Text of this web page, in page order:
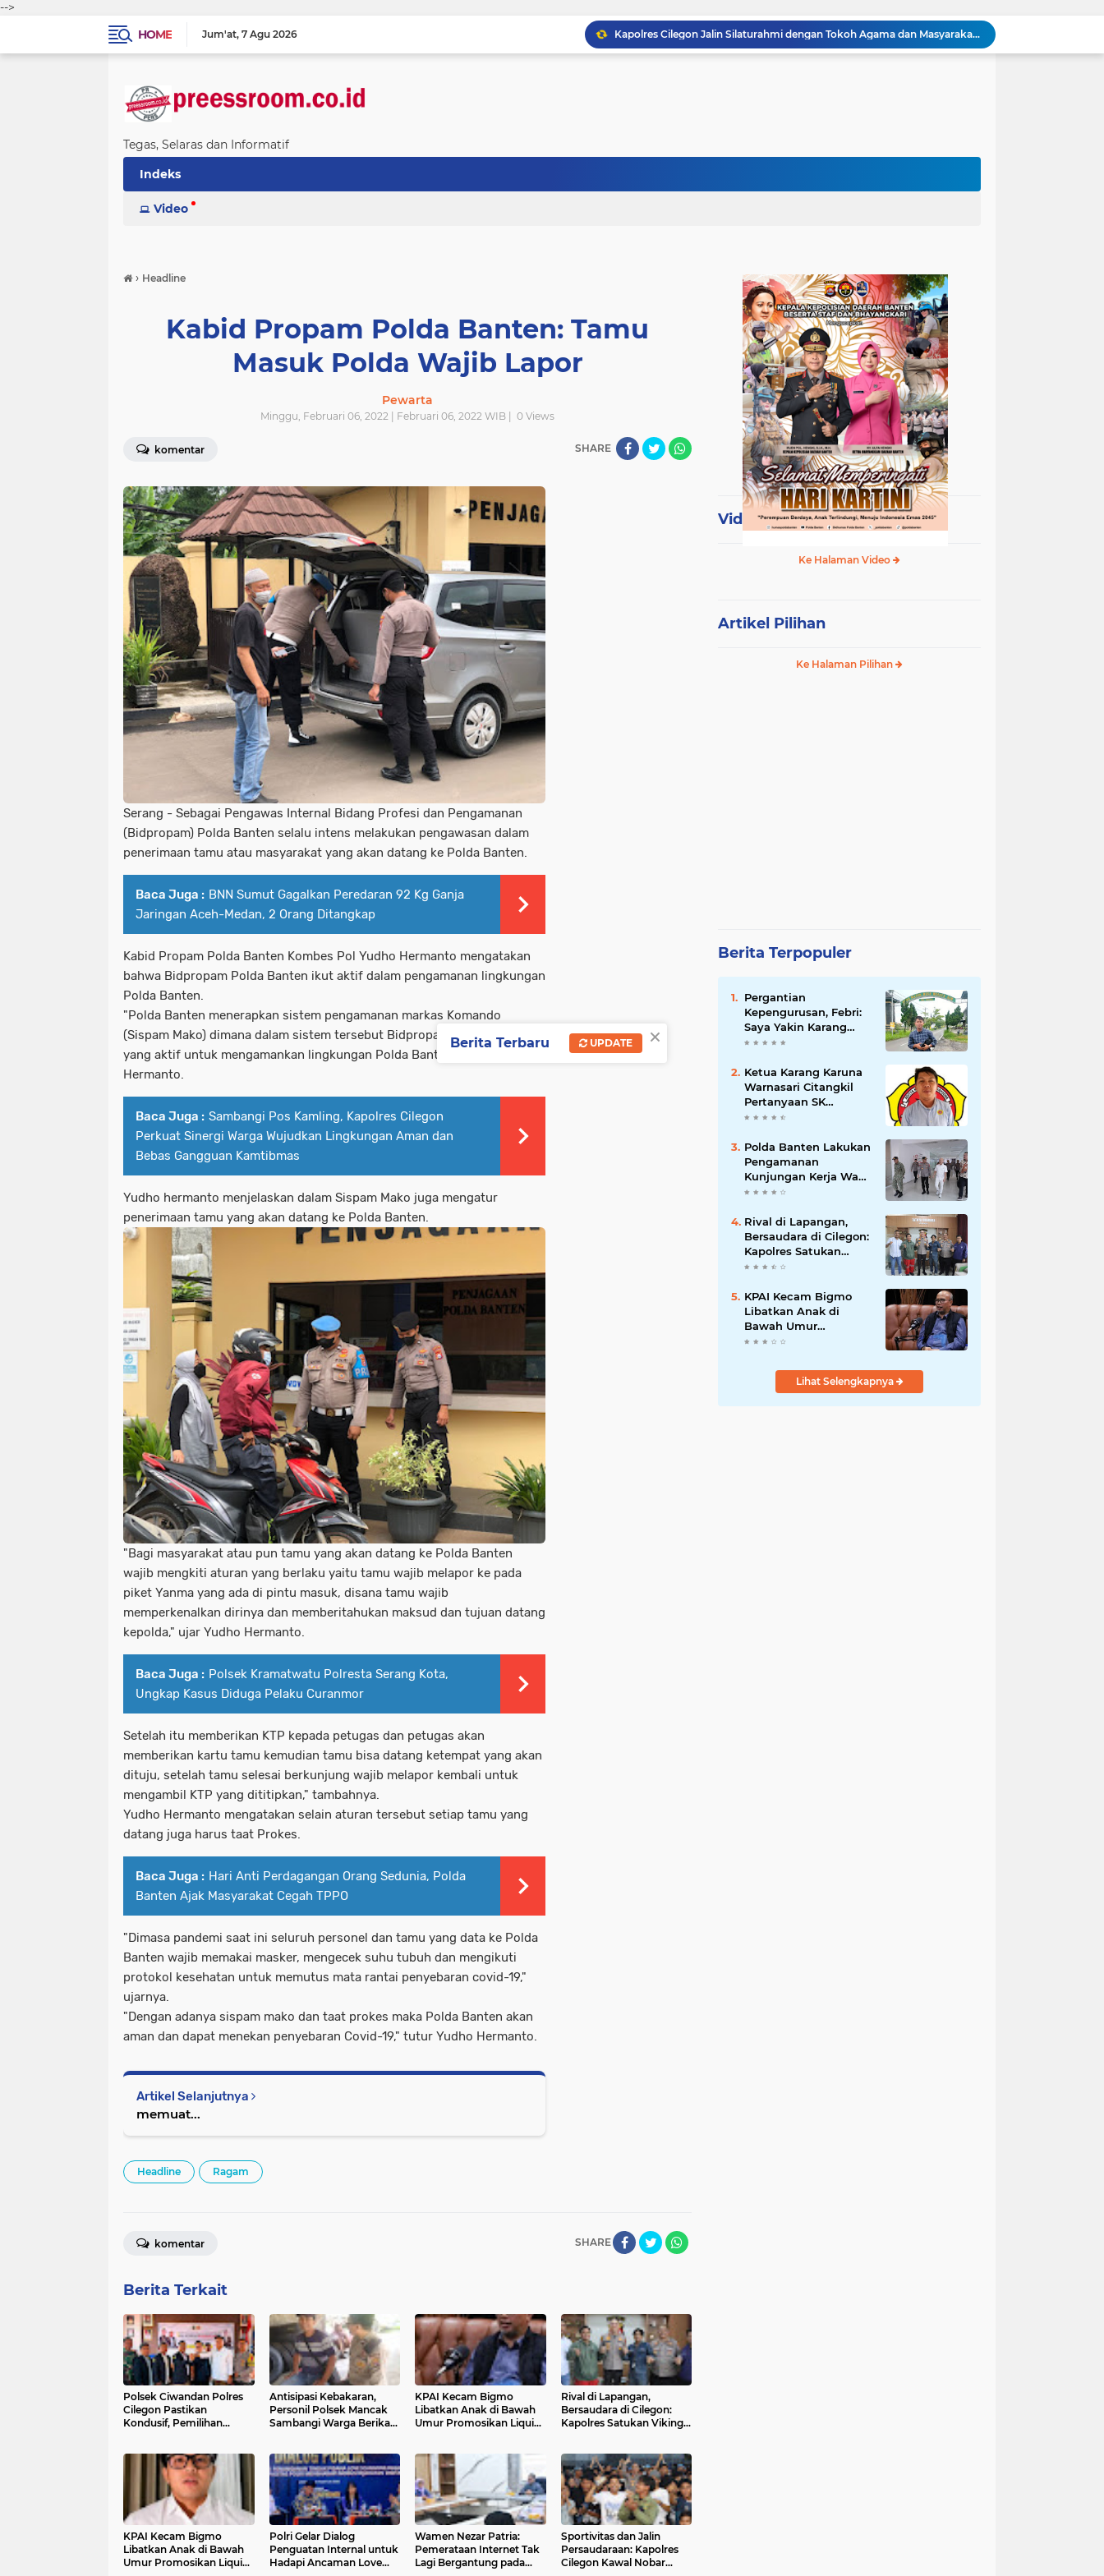
-->
HOME
Jum'at 7 Agu 2026
Kapolres Cilegon Perkuat Sinergi dengan Pemkot dan Muhammadiyah, Bersama Jaga Cilegon Tetap Aman serta Kondusif
Polres Cilegon Salurkan 16 Ton Air Bersih, Hadir Ringankan Warga Pulomerak di Tengah Kemarau
Kapolres Cilegon Dekatkan Polri dengan Warga, Pesan Kamtibmas Menggema di Masjid Raudhatul Muttaqin
Tegas, Selaras dan Informatif
Indeks
Video
› Headline
Kabid Propam Polda Banten: Tamu
Masuk Polda Wajib Lapor
Pewarta
Minggu, Februari 06, 2022 | Februari 06, 2022 WIB | 0 Views
komentar SHARE
Serang - Sebagai Pengawas Internal Bidang Profesi dan Pengamanan
(Bidpropam) Polda Banten selalu intens melakukan pengawasan dalam
penerimaan tamu atau masyarakat yang akan datang ke Polda Banten.
Baca Juga : BNN Sumut Gagalkan Peredaran 92 Kg Ganja
Jaringan Aceh-Medan, 2 Orang Ditangkap
Kabid Propam Polda Banten Kombes Pol Yudho Hermanto mengatakan
bahwa Bidpropam Polda Banten ikut aktif dalam pengamanan lingkungan
Polda Banten.
"Polda Banten menerapkan sistem pengamanan markas Komando
(Sispam Mako) dimana dalam sistem tersebut Bidpropam memiliki peran
yang aktif untuk mengamankan lingkungan Polda Banten," kata Yudho
Hermanto.
Baca Juga : Sambangi Pos Kamling, Kapolres Cilegon
Perkuat Sinergi Warga Wujudkan Lingkungan Aman dan
Bebas Gangguan Kamtibmas
Yudho hermanto menjelaskan dalam Sispam Mako juga mengatur
penerimaan tamu yang akan datang ke Polda Banten.
"Bagi masyarakat atau pun tamu yang akan datang ke Polda Banten
wajib mengkiti aturan yang berlaku yaitu tamu wajib melapor ke pada
piket Yanma yang ada di pintu masuk, disana tamu wajib
memperkenalkan dirinya dan memberitahukan maksud dan tujuan datang
kepolda," ujar Yudho Hermanto.
Baca Juga : Polsek Kramatwatu Polresta Serang Kota,
Ungkap Kasus Diduga Pelaku Curanmor
Setelah itu memberikan KTP kepada petugas dan petugas akan
memberikan kartu tamu kemudian tamu bisa datang ketempat yang akan
dituju, setelah tamu selesai berkunjung wajib melapor kembali untuk
mengambil KTP yang dititipkan," tambahnya.
Yudho Hermanto mengatakan selain aturan tersebut setiap tamu yang
datang juga harus taat Prokes.
Baca Juga : Hari Anti Perdagangan Orang Sedunia, Polda
Banten Ajak Masyarakat Cegah TPPO
"Dimasa pandemi saat ini seluruh personel dan tamu yang data ke Polda
Banten wajib memakai masker, mengecek suhu tubuh dan mengikuti
protokol kesehatan untuk memutus mata rantai penyebaran covid-19,"
ujarnya.
"Dengan adanya sispam mako dan taat prokes maka Polda Banten akan
aman dan dapat menekan penyebaran Covid-19," tutur Yudho Hermanto.
Artikel Selanjutnya
memuat...
Headline Ragam
SHARE
komentar
Berita Terkait
Polsek Ciwandan Polres
Cilegon Pastikan
Kondusif, Pemilihan
Antisipasi Kebakaran,
Personil Polsek Mancak
Sambangi Warga Berikan
KPAI Kecam Bigmo
Libatkan Anak di Bawah
Umur Promosikan Liquid
Rival di Lapangan,
Bersaudara di Cilegon:
Kapolres Satukan Viking
Presiden 2026
KPAI Kecam Bigmo
Libatkan Anak di Bawah
Umur Promosikan Liquid
Polri Gelar Dialog
Penguatan Internal untuk
Hadapi Ancaman Love
Wamen Nezar Patria:
Pemerataan Internet Tak
Lagi Bergantung pada
Sportivitas dan Jalin
Persaudaraan: Kapolres
Cilegon Kawal Nobar
Video Terpopuler
Ke Halaman Video
Artikel Pilihan
Ke Halaman Pilihan
Berita Terpopuler
Pergantian
Kepengurusan, Febri:
Saya Yakin Karang
Taruna Wanakarsa
Kepemimpinan Bung
Entus Jauh Membawa
Manfaat
Ketua Karang Karuna
Warnasari Citangkil
Pertanyaan SK
Karetaker dan Urgensi
Berduka
Polda Banten Lakukan
Pengamanan
Kunjungan Kerja Wakil
Presiden RI
Rival di Lapangan,
Bersaudara di Cilegon:
Kapolres Satukan
Viking dan Jak Mania
Piala Presiden 2026
KPAI Kecam Bigmo
Libatkan Anak di
Bawah Umur
Promosikan Liquid
Bertindak Tegas
Lihat Selengkapnya
×
Berita Terbaru UPDATE